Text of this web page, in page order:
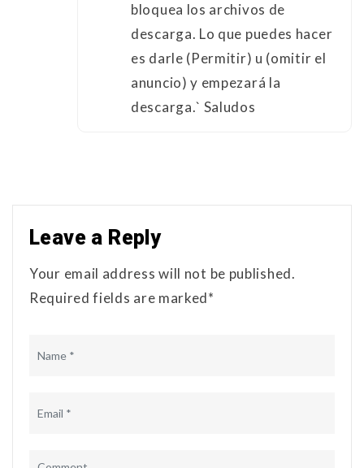
bloquea los archivos de
descarga. Lo que puedes hacer
es darle (Permitir) u (omitir el
anuncio) y empezará la
descarga.` Saludos
Leave a Reply
Your email address will not be published.
Required fields are marked*